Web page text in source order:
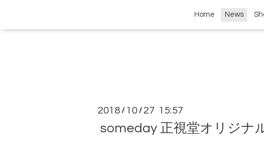
Home News
2018 / 10 / 27 15:57
someday 正視堂オリジナ